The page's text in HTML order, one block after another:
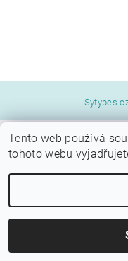
2026 ©
Tento web používá
tohoto webu